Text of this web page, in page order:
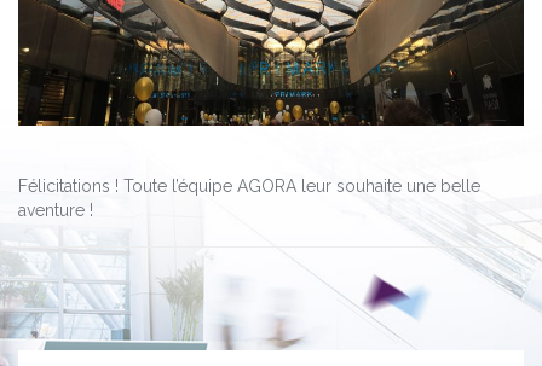
Félicitations ! Toute l’équipe AGORA leur souhaite une belle
aventure !